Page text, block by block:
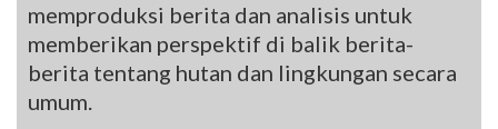
memproduksi berita dan analisis untuk
memberikan perspektif di balik berita-
berita tentang hutan dan lingkungan secara
umum.